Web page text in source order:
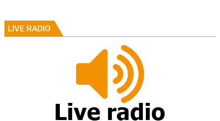
LIVE RADIO